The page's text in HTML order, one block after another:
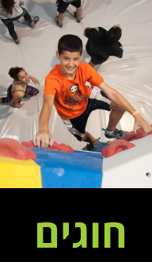
חוגים